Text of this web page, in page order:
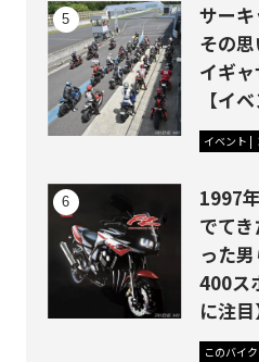
サーキ
その
イギ
【イ
イベント
1997
でて
った
400ス
に注目
このバイ